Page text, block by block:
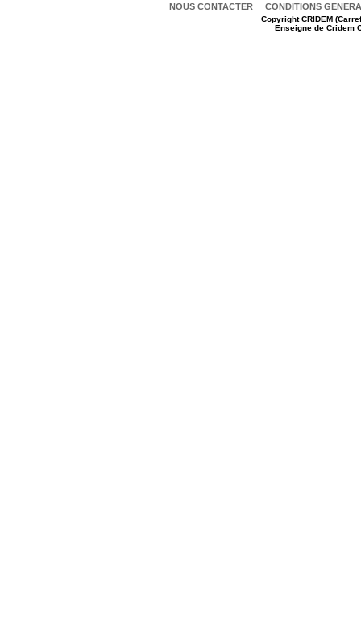
NOUS CONTACTER CONDITIONS
CopyrightCRIDEM
Enseigne de Cridem